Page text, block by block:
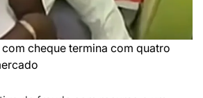
cheque termina com quatro